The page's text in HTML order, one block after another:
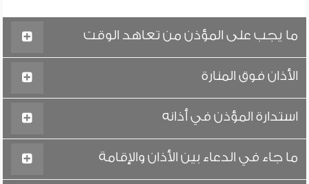
ما يجب على المؤذن من تعاهد الوقت
الأذان فوق المنارة
استدارة المؤذن في أذانه
ما جاء في الدعاء بين الأذان والإقامة